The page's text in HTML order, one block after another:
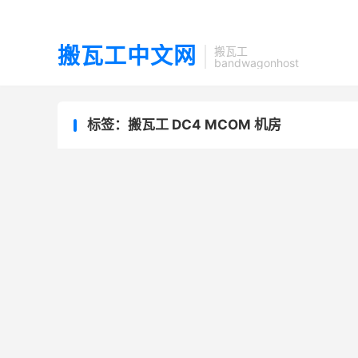
搬瓦工中文网
搬瓦工
bandwagonhost
标签：搬瓦工 DC4 MCOM 机房